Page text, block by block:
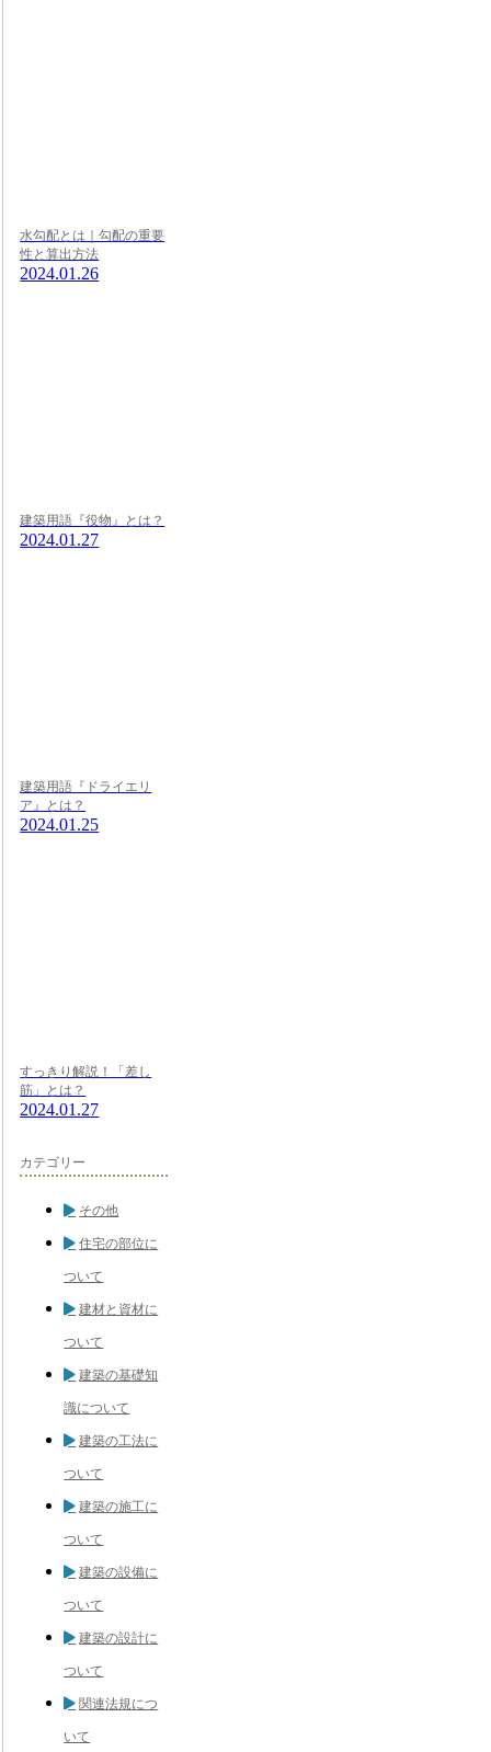
水勾配とは｜勾配の重要
性と算出方法
2024.01.26
建築用語『役物』とは？
2024.01.27
建築用語『ドライエリ
ア』とは？
2024.01.25
すっきり解説！「差し
筋」とは？
2024.01.27
カテゴリー
その他
住宅の部位に
ついて
建材と資材に
ついて
建築の基礎知
識について
建築の工法に
ついて
建築の施工に
ついて
建築の設備に
ついて
建築の設計に
ついて
関連法規につ
いて